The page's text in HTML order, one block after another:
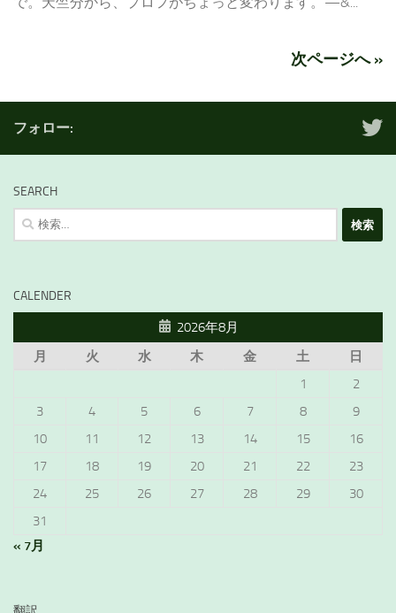
次ページへ »
フォロー:
SEARCH
検
索:
CALENDER
2026年8月
月
火 水 木 金 土
日
1
2
3
4 5 6 7 8
9
10
11 12 13 14 15
16
17
18 19 20 21 22
23
24
25 26 27 28 29
30
31
« 7月